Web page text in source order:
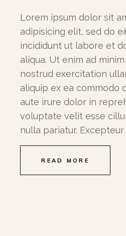
Lorem ipsum dolor sit
adipisicing elit, sed do
incididunt ut labore et
aliqua. Ut enim ad
nostrud exercitation
aliquip ex ea commodo
aute irure dolor in
voluptate velit esse
nulla pariatur.
READ MORE